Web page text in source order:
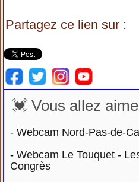
Partagez ce lien sur :
💓 Vous allez
-Webcam Nord-Pas-de-
-Webcam Le Touquet -
Congrès